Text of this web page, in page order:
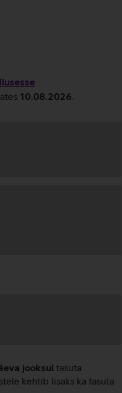
10.08.2026
jooksul tasuta
kehtib lisaks ka tasuta